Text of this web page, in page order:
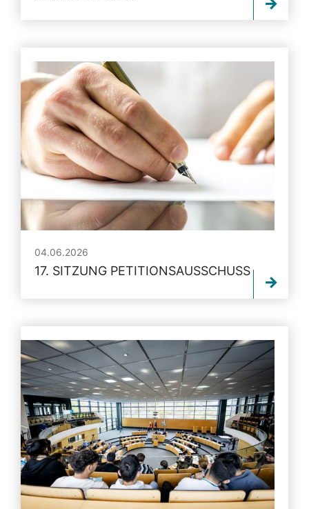
04.06.2026
17. SITZUNG PETITIONSAUSSCHUSS